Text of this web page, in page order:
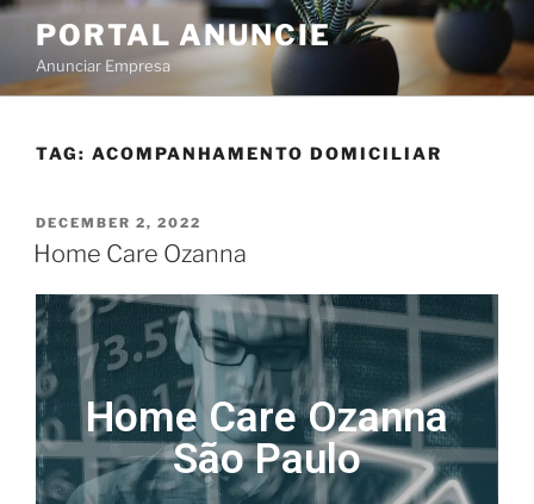
PORTAL ANUNCIE
Anunciar Empresa
TAG: ACOMPANHAMENTO DOMICILIAR
DECEMBER 2, 2022
Home Care Ozanna
Home Care Ozanna
São Paulo